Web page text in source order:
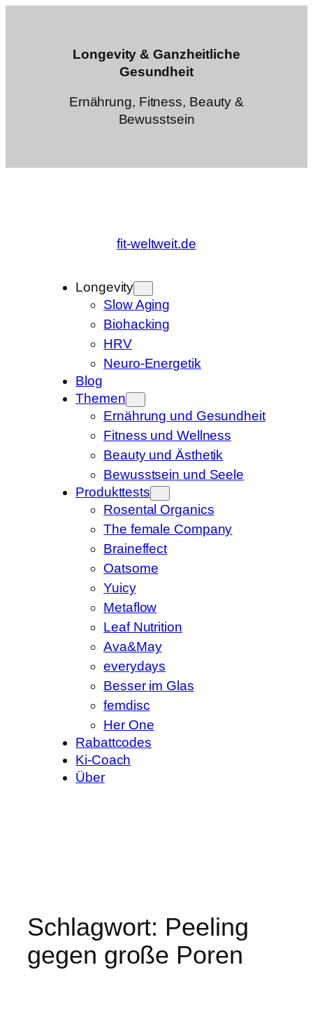
Longevity & Ganzheitliche
Gesundheit
Ernährung, Fitness, Beauty &
Bewusstsein
fit-weltweit.de
Longevity
Slow Aging
Biohacking
HRV
Neuro-Energetik
Blog
Themen
Ernährung und Gesundheit
Fitness und Wellness
Beauty und Ästhetik
Bewusstsein und Seele
Produkttests
Rosental Organics
The female Company
Braineffect
Oatsome
Yuicy
Metaflow
Leaf Nutrition
Ava&May
everydays
Besser im Glas
femdisc
Her One
Rabattcodes
Ki-Coach
Über
Schlagwort: Peeling
gegen große Poren